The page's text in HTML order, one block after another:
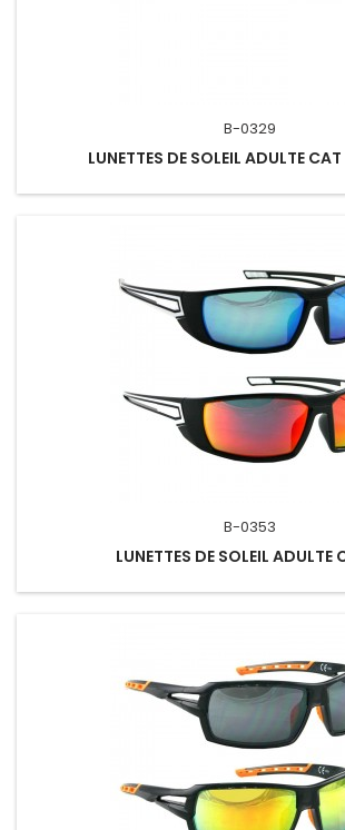
B-0329
LUNETTES DE SOLEIL ADULTE
B-0353
LUNETTES DE SOLEIL ADULTE